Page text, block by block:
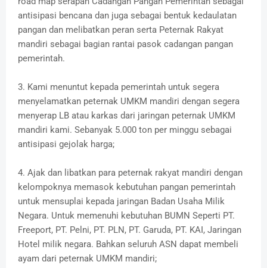
antisipasi bencana dan juga sebagai bentuk kedaulatan
pangan dan melibatkan peran serta Peternak Rakyat
mandiri sebagai bagian rantai pasok cadangan pangan
pemerintah.
3. Kami menuntut kepada pemerintah untuk segera
menyelamatkan peternak UMKM mandiri dengan segera
menyerap LB atau karkas dari jaringan peternak UMKM
mandiri kami. Sebanyak 5.000 ton per minggu sebagai
antisipasi gejolak harga;
4. Ajak dan libatkan para peternak rakyat mandiri dengan
kelompoknya memasok kebutuhan pangan pemerintah
untuk mensuplai kepada jaringan Badan Usaha Milik
Negara. Untuk memenuhi kebutuhan BUMN Seperti PT.
Freeport, PT. Pelni, PT. PLN, PT. Garuda, PT. KAI, Jaringan
Hotel milik negara. Bahkan seluruh ASN dapat membeli
ayam dari peternak UMKM mandiri;